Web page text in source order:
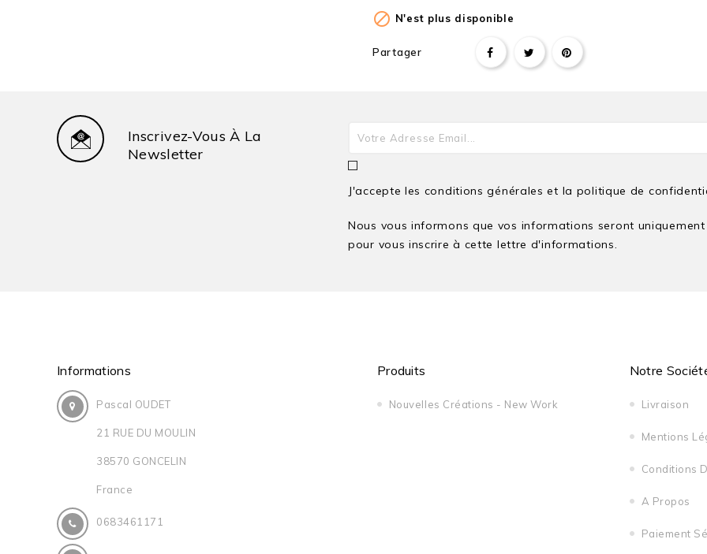
 N'est plus disponible
Partager
Inscrivez-Vous À La
Newsletter
J'accepte les conditions générales et la politique de
Nous vous informons que vos informations seront uniquement
pour vous inscrire à cette lettre d'informations.
Informations
Pascal OUDET
21 RUE DU MOULIN
38570 GONCELIN
France
0683461171
Produits
Nouvelles Créations - New Work
Notre
Livraison
Mentions
Conditions
A Propos
Paiement